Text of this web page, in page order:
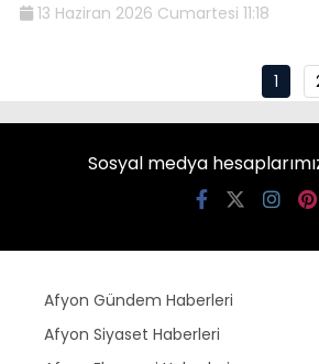
13 Haziran 2026 Cumartesi 11:18
1
Sosyal medya
Afyon Gündem Haberleri
Afyon Siyaset Haberleri